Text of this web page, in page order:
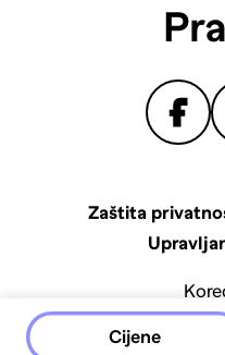
Cijene
Zaštita